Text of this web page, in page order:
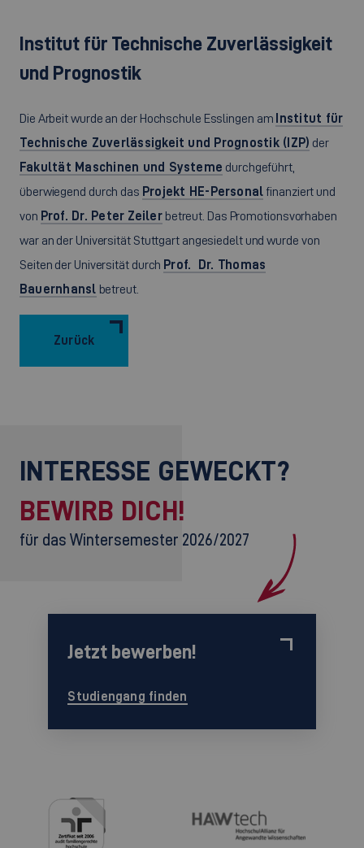
Institut für Technische Zuverlässigkeit
und Prognostik
Die Arbeit wurde an der Hochschule Esslingen am Institut für
Technische Zuverlässigkeit und Prognostik (IZP) der
Fakultät Maschinen und Systeme durchgeführt,
überwiegend durch das Projekt HE-Personal finanziert und
von Prof. Dr. Peter Zeilerbetreut. Das Promotionsvorhaben
war an der Universität Stuttgart angesiedelt und wurde von
Seiten der Universität durch Prof. Dr. Thomas
Bauernhansl betreut.
Zurück
INTERESSE GEWECKT?
BEWIRB DICH!
für das Wintersemester 2026/2027
Jetzt bewerben!
Studiengang finden